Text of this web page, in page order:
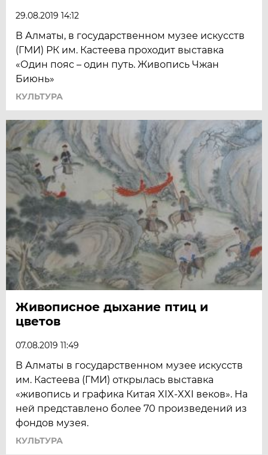
29.08.2019 14:12
В Алматы, в государственном музее искусств
(ГМИ) РК им. Кастеева проходит выставка
«Один пояс – один путь. Живопись Чжан
Биюнь»
КУЛЬТУРА
Живописное дыхание птиц и
цветов
07.08.2019 11:49
В Алматы в государственном музее искусств
им. Кастеева (ГМИ) открылась выставка
«живопись и графика Китая XIX-XXI веков». На
ней представлено более 70 произведений из
фондов музея.
КУЛЬТУРА